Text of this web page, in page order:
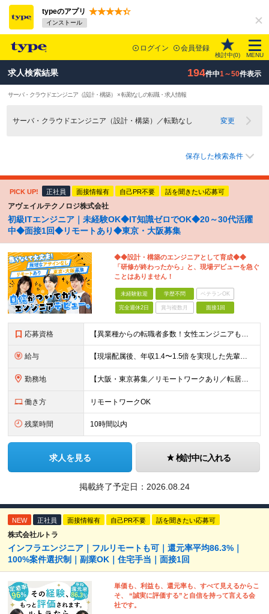
typeのアプリ
インストール
ログイン 会員登録
検討中(0) MENU
求人検索結果 194件中1～50件表示
サーバ・クラウドエンジニア（設計・構築） × 転勤なしの転職・求人情報
サーバ・クラウドエンジニア（設計・構築）／転勤なし 変更
保存した検索条件
PICK UP! 正社員 面接情報有 自己PR不要 話を聞きたい応募可
アヴェイルテクノロジ株式会社
初級ITエンジニア｜未経験OK◆IT知識ゼロでOK◆20～30代活躍
中◆面接1回◆リモートあり◆東京・大阪募集
◆◆設計・構築のエンジニアとして育成◆◆
「研修が終わったから」と、現場デビューを急ぐ
ことはありません！
未経験歓迎 学歴不問 ベテランOK
完全週休2日 賞与複数月 面接1回
応募資格 【異業種からの転職者多数！女性エンジニアも活躍中】 ◆学歴不問 ◆未経験OK ≪こんな方を歓迎しています≫ ◎未経験から成長できる環境で活躍したい方 ◎大学やスクールでIT系のスキルを学んだことのあ
給与 【現場配属後、年収1.4〜1.5倍を実現した先輩も！残業代全額支給】 ◆給与は経験やスキルに応じて決定します ◆年俸制250万円～350万円（1/12を月々支給） ≪年収UPの例≫ ◎飲食業からのキ
勤務地 【大阪・東京募集／リモートワークあり／転居を伴う転勤なし】 東京本社、大阪事務所、または東京23区内・関西（大阪・兵庫）の各クライアント先勤務 ◆入社後、約1年間はクライアント先ではなく 自社内（東
働き方 リモートワークOK
残業時間 10時間以内
求人を見る 検討中に入れる
掲載終了予定日： 2026.08.24
NEW 正社員 面接情報有 自己PR不要 話を聞きたい応募可
株式会社ルトラ
インフラエンジニア｜フルリモートも可｜還元率平均86.3%｜
100%案件選択制｜副業OK｜住宅手当｜面接1回
単価も、利益も、還元率も、すべて見えるからこ
そ、 “誠実に評価する”と自信を持って言える会
社です。